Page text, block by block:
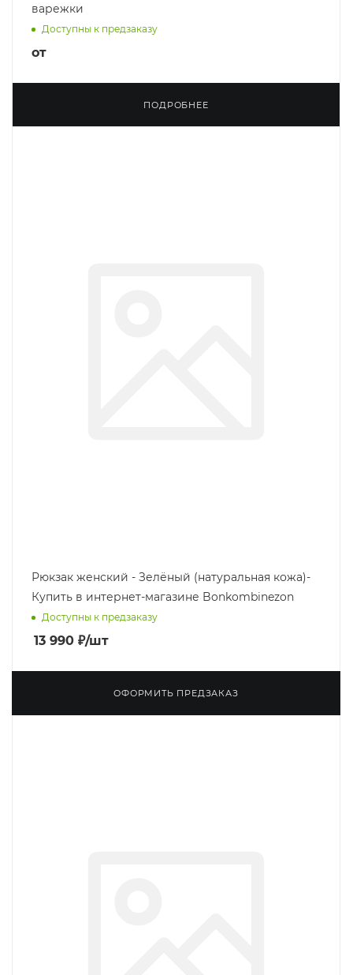
варежки
Доступны к предзаказу
от
ПОДРОБНЕЕ
Рюкзак женский - Зелёный (натуральная кожа)-
Купить в интернет-магазине Bonkombinezon
Доступны к предзаказу
13 990 ₽/шт
ОФОРМИТЬ ПРЕДЗАКАЗ